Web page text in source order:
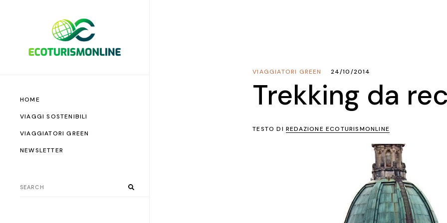
HOME
VIAGGI SOSTENIBILI
VIAGGIATORI GREEN
NEWSLETTER
VIAGGIATORI GREEN 24/10/2014
Trekking da
TESTO DI REDAZIONE ECOTURISMONLINE